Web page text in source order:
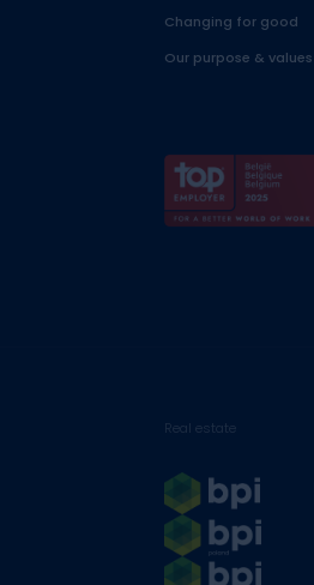
Changing for good
Our purpose & values
Real estate